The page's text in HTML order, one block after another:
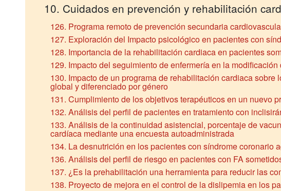
10. Cuidados en prevención y rehabilitación
126. Programa remoto de prevención secundaria
127. Exploración del Impacto psicológico en pacientes con
128. Importancia de la rehabilitación cardiaca en pacientes
129. Impacto del seguimiento de enfermería en la
130. Impacto de un programa de rehabilitación cardiaca
global y diferenciado por género
131. Cumplimiento de los objetivos terapéuticos en un nuevo
132. Análisis del perfil de pacientes en tratamiento con
133. Análisis de la continuidad asistencial, porcentaje de
cardíaca mediante una encuesta autoadministrada
134. La desnutrición en los pacientes con síndrome coronario
136. Análisis del perfil de riesgo en pacientes con FA
137. ¿Es la prehabilitación una herramienta para reducir las
138. Proyecto de mejora en el control de la dislipemia en los